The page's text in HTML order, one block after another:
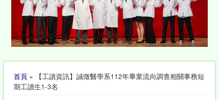
您在這裡
首頁» 【工讀資訊】誠徵醫學系112年畢業流向調查相關事務短
期工讀生1-3名